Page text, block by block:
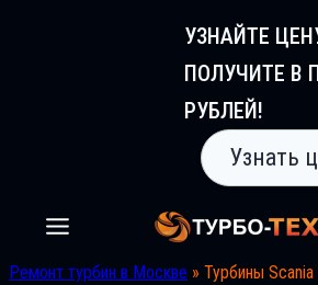
УЗНАЙТЕ
ПОЛУЧИТЕ В
РУБЛЕЙ!
Узнать
Ремонт турбин в Москве » Турбины